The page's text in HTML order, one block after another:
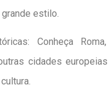
estilo.
Conheça Roma,
cidades